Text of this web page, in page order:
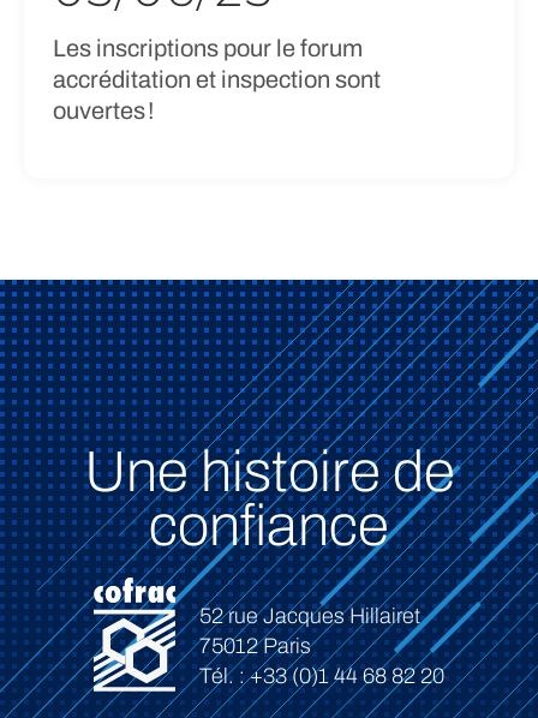
Les inscriptions pour le forum
accréditation et inspection sont
ouvertes !
Une histoire de
confiance
52 rue Jacques Hillairet
75012 Paris
Tél. : +33 (0)1 44 68 82 20